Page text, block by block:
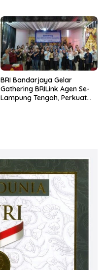
BRI Bandarjaya Gelar
Gathering BRILink Agen Se-
Lampung Tengah, Perkuat